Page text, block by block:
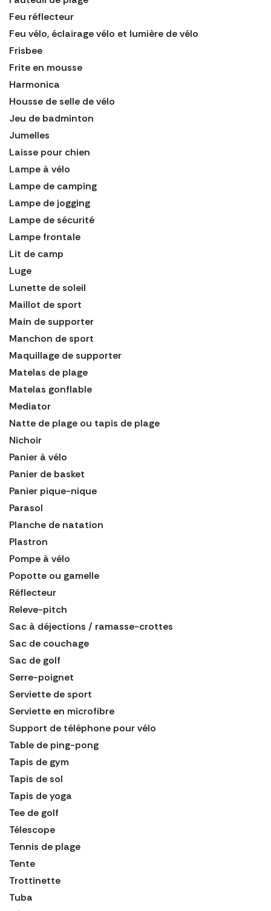
Feu réflecteur
Feu vélo, éclairage vélo et lumière de vélo
Frisbee
Frite en mousse
Harmonica
Housse de selle de vélo
Jeu de badminton
Jumelles
Laisse pour chien
Lampe à vélo
Lampe de camping
Lampe de jogging
Lampe de sécurité
Lampe frontale
Lit de camp
Luge
Lunette de soleil
Maillot de sport
Main de supporter
Manchon de sport
Maquillage de supporter
Matelas de plage
Matelas gonflable
Mediator
Natte de plage ou tapis de plage
Nichoir
Panier à vélo
Panier de basket
Panier pique-nique
Parasol
Planche de natation
Plastron
Pompe à vélo
Popotte ou gamelle
Réflecteur
Releve-pitch
Sac à déjections / ramasse-crottes
Sac de couchage
Sac de golf
Serre-poignet
Serviette de sport
Serviette en microfibre
Support de téléphone pour vélo
Table de ping-pong
Tapis de gym
Tapis de sol
Tapis de yoga
Tee de golf
Télescope
Tennis de plage
Tente
Trottinette
Tuba